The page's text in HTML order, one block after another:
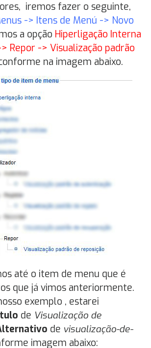
iremos fazer o seguinte,
-> Itens de Menú -> Novo
a opção Hiperligação Interna
Repor -> Visualização padrão
na imagem abaixo.
até o item de menu que é
que já vimos anteriormente.
exemplo , estarei
de Visualização de
de visualização-de-
imagem abaixo: